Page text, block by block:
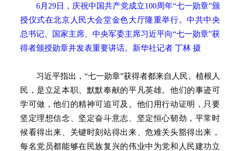
6月29日，庆祝中国共产党成立100周年“七一勋章”颁
授仪式在北京人民大会堂金色大厅隆重举行。中共中央
总书记、国家主席、中央军委主席习近平向“七一勋章”获
得者颁授勋章并发表重要讲话。新华社记者 丁林 摄
习近平指出，“七一勋章”获得者都来自人民、植根人
民，是立足本职、默默奉献的平凡英雄。他们的事迹可
学可做，他们的精神可追可及。他们用行动证明，只要
坚定理想信念、坚定奋斗意志、坚定恒心韧劲，平常时
候看得出来、关键时刻站得出来、危难关头豁得出来，
每名党员都能够在民族复兴的伟业中为党和人民建功立